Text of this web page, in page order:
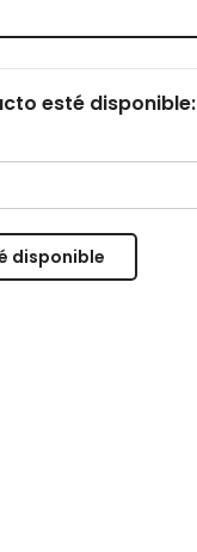
esté disponible: